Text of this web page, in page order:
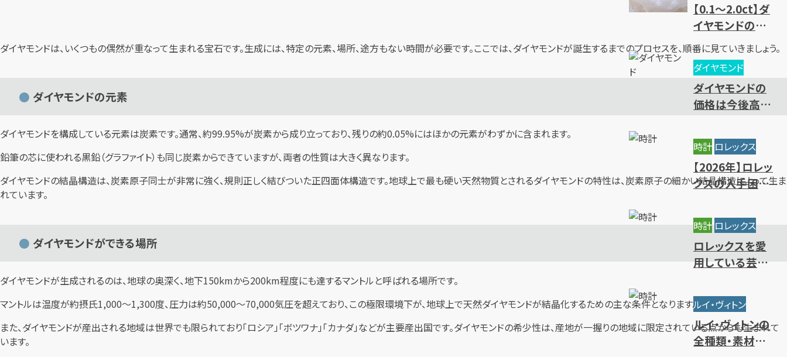
ダイヤモンドは、いくつもの偶然が重なって生まれる宝石です。生成には、特定の元素、場所、途方もない時間が必要です。ここでは、ダイヤモンドが誕生するまでのプロセスを、順番に見ていきましょう。
ダイヤモンドの元素
ダイヤモンドを構成している元素は炭素です。通常、約99.95%が炭素から成り立っており、残りの約0.05%にはほかの元素がわずかに含まれます。
鉛筆の芯に使われる黒鉛（グラファイト）も同じ炭素からできていますが、両者の性質は大きく異なります。
ダイヤモンドの結晶構造は、炭素原子同士が非常に強く、規則正しく結びついた正四面体構造です。地球上で最も硬い天然物質とされるダイヤモンドの特性は、炭素原子の細かい結晶構造によって生ま
れています。
ダイヤモンドができる場所
ダイヤモンドが生成されるのは、地球の奥深く、地下150kmから200km程度にも達するマントルと呼ばれる場所です。
マントルは温度が約摂氏1,000〜1,300度、圧力は約50,000～70,000気圧を超えており、この極限環境下が、地球上で天然ダイヤモンドが結晶化するための主な条件となります。
また、ダイヤモンドが産出される地域は世界でも限られており「ロシア」「ボツワナ」「カナダ」などが主要産出国です。ダイヤモンドの希少性は、産地が一握りの地域に限定されている点からも生まれて
います。
【0.1～2.0ct】ダ
イヤモンドの買
取相場一覧！価
値基準と売却時
のポイントとは？
ダイヤモンド
ダイヤモンドの
価格は今後高騰
値上がりの背景
時計 ロレックス
【2026年】ロレッ
クスの入手困難
えないレアモデ
ルの特徴
時計 ロレックス
ロレックスを愛
用している芸能
ル別にご紹介
ルイ・ヴィトン
ルイ・ヴィトンの
全種類・素材一